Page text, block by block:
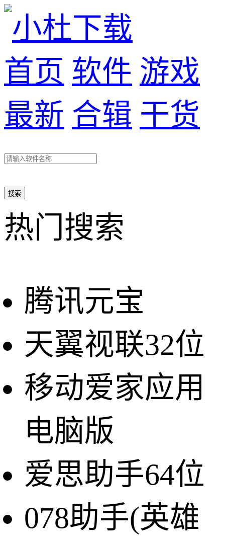
首页 软件 游戏
最新 合辑 干货
搜索
热门搜索
腾讯元宝
天翼视联32位
移动爱家应用
电脑版
爱思助手64位
078助手(英雄